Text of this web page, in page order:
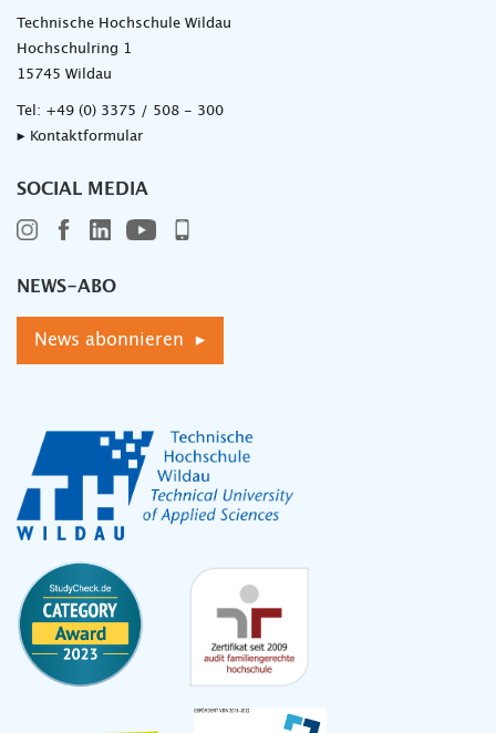
Technische Hochschule Wildau
Hochschulring 1
15745 Wildau
Tel: +49 (0) 3375 / 508 - 300
▸ Kontaktformular
SOCIAL MEDIA
NEWS-ABO
News abonnieren ▸